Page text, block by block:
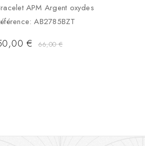
APM Argent oxydes
AB2785BZT
66,00€
€